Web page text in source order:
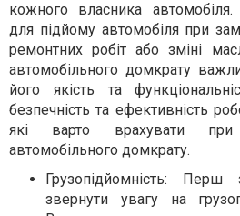
кожного власника автомобіля.
для підйому автомобіля при
ремонтних робіт або зміні
автомобільного домкрату
його якість та
безпечність та ефективність
які варто врахувати при
автомобільного домкрату.
Грузопідйомність:
звернути увагу на